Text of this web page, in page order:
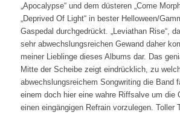
„Apocalypse“ und dem düsteren „Come
„Deprived Of Light“ in bester Helloween/
Gaspedal durchgedrückt. „Leviathan Rise“,
sehr abwechslungsreichen Gewand daher
meiner Lieblinge dieses Albums dar. Das
Mitte der Scheibe zeigt eindrücklich, zu
abwechslungsreichem Songwriting die Band
einem doch hier eine wahre Riffsalve um die
einen eingängigen Refrain vorzulegen. Toller